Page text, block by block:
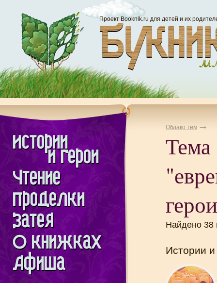
Проект Booknik.ru для детей и их
Облако тем
Тема
Найдено 38
Истории и